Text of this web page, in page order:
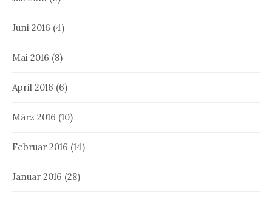
Juni 2016 (4)
Mai 2016 (8)
April 2016 (6)
März 2016 (10)
Februar 2016 (14)
Januar 2016 (28)